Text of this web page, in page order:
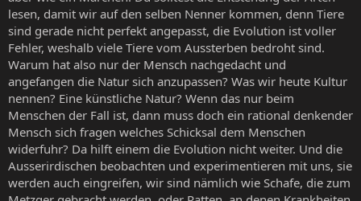
lesen, damit wir auf den selben Nenner kommen, denn Tiere
sind gerade nicht perfekt angepasst, die Evolution ist voller
Fehler, weshalb viele Tiere vom Aussterben bedroht sind.
Warum hat also nur der Mensch nachgedacht und
angefangen die Natur sich anzupassen? Was wir heute Kultur
nennen? Eine künstliche Natur? Wenn das nur beim
Menschen der Fall ist, dann muss doch ein rational denkender
Mensch sich fragen welches Schicksal dem Menschen
widerfuhr? Da hilft einem die Evolution nicht weiter. Und die
Ausserirdischen beobachten und experimentieren mit uns, sie
werden auch eingreifen, wir sind nämlich wie Schafe, die zum